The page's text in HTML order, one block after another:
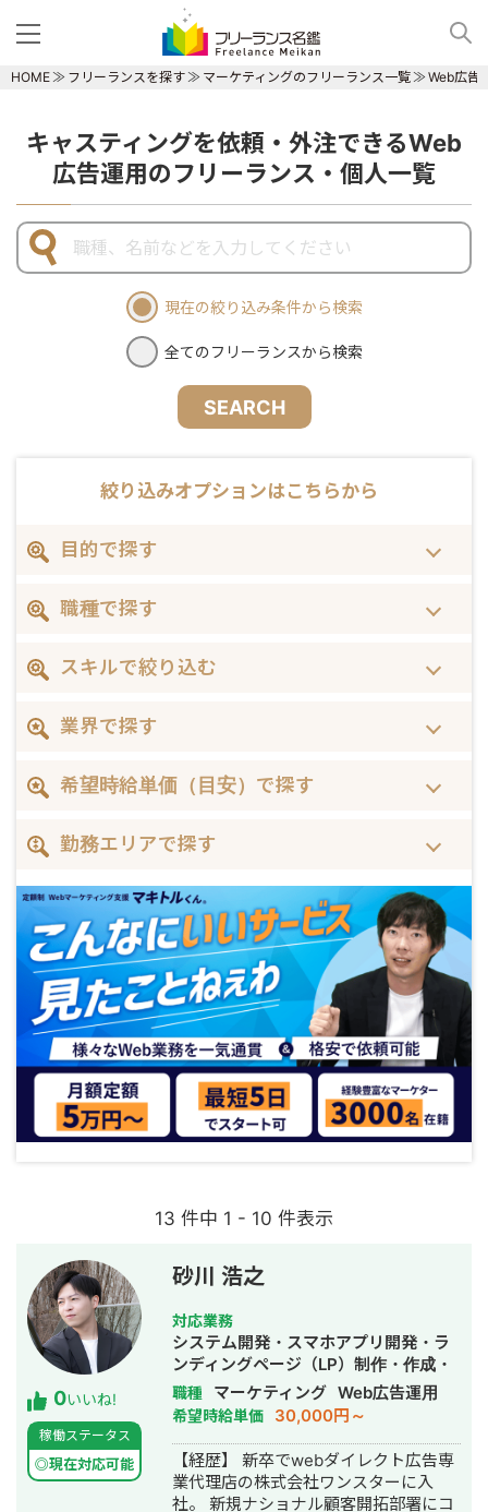
HOME フリーランスを探す マーケティングのフリーランス一覧 Web広告
キャスティングを依頼・外注できるWeb
広告運用のフリーランス・個人一覧
現在の絞り込み条件から検索
全てのフリーランスから検索
SEARCH
絞り込みオプションはこちらから
目的で探す
職種で探す
スキルで絞り込む
業界で探す
希望時給単価（目安）で探す
勤務エリアで探す
13 件中 1 - 10 件表示
0いいね!
稼働ステータス
◎現在対応可能
砂川 浩之
対応業務
システム開発・スマホアプリ開発・ラ
ンディングページ（LP）制作・作成・
新規事業立上・キャスティング・記事
作成代行・ライティング・ホームペー
ジ制作・作成・バナー制作・デザイ
ン・リスティング広告運用代行・動画
制作・動画編集
職種 マーケティング Web広告運用
希望時給単価 30,000円～
【経歴】 新卒でwebダイレクト広告専
業代理店の株式会社ワンスターに入
社。 新規ナショナル顧客開拓部署にコ